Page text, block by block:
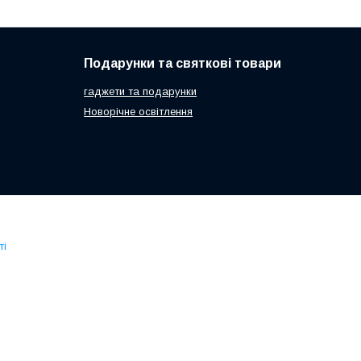
Подарунки та святкові товари
гаджети та подарунки
Новорічне освітлення